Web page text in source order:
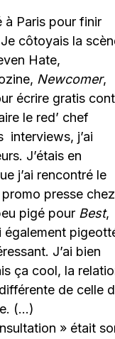
à Paris pour finir
côtoyais la
Hate,
Newcomer,
écrire gratis
le red’ chef
interviews, j’ai
J’étais en
j’ai rencontré le
presse chez
pigé pour Best,
également
J’ai bien
ça cool, la
de celle
(…)
» était